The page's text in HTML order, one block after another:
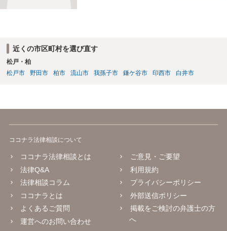
にし、適切に対処して参りま
近くの市区町村を選び直す
松戸・柏
松戸市
野田市 柏市 流山市 我孫子市 鎌ケ谷市 印西市 白井市
ココナラ法律相談について
ココナラ法律相談とは
法律Q&A
法律相談コラム
ココナラとは
よくあるご質問
運営へのお問い合わせ
ご意見・ご要望
利用規約
プライバシーポリシー
外部送信ポリシー
掲載をご検討の弁護士の方
へ